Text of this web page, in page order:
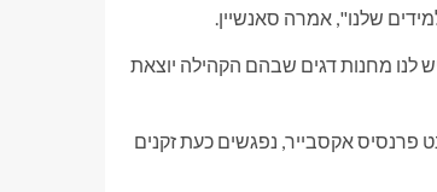
שלנו", אמרה סאנשיין.
לנו מחנות דגים שבהם הקהילה יוצאת
אקסבייר, נפגשים כעת זקנים